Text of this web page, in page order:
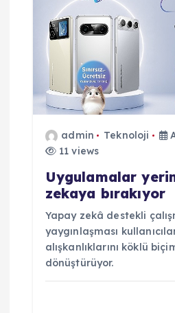
admin Teknoloji
11 views
Uygulamalar
zekaya bırakıyor
Yapay zekâ destekli
yaygınlaşması
alışkanlıklarını köklü
dönüştürüyor.